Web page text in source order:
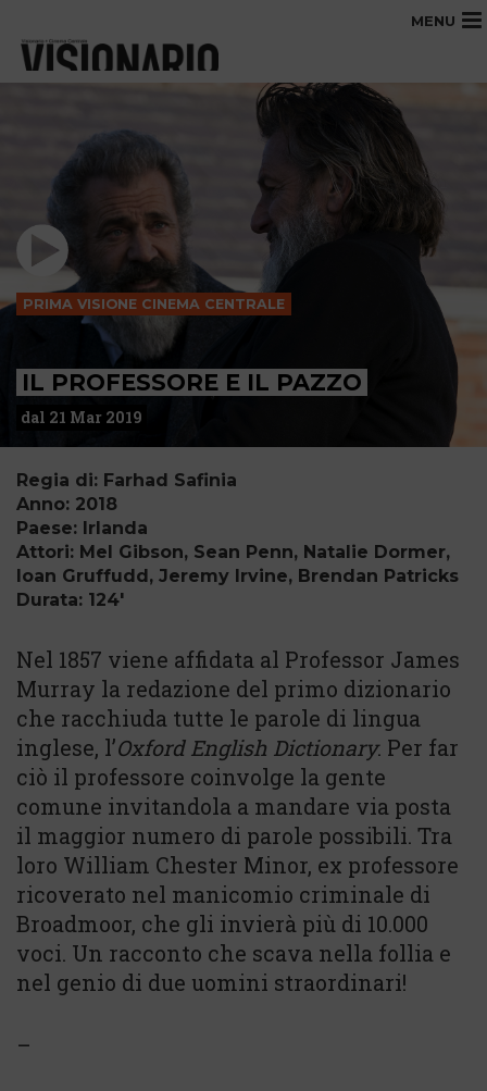
MENU
PRIMA VISIONE CINEMA CENTRALE
IL PROFESSORE E IL PAZZO
dal 21 Mar 2019
Regia di: Farhad Safinia
Anno: 2018
Paese: Irlanda
Attori: Mel Gibson, Sean Penn, Natalie Dormer,
Ioan Gruffudd, Jeremy Irvine, Brendan Patricks
Durata: 124'
Nel 1857 viene affidata al Professor James
Murray la redazione del primo dizionario
che racchiuda tutte le parole di lingua
inglese, l’Oxford English Dictionary. Per far
ciò il professore coinvolge la gente
comune invitandola a mandare via posta
il maggior numero di parole possibili. Tra
loro William Chester Minor, ex professore
ricoverato nel manicomio criminale di
Broadmoor, che gli invierà più di 10.000
voci. Un racconto che scava nella follia e
nel genio di due uomini straordinari!
–